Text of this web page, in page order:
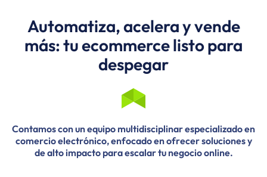
Automatiza, acelera y vende
más: tu ecommerce listo para
despegar
Contamos con un equipo multidisciplinar especializado en
comercio electrónico, enfocado en ofrecer soluciones y
de alto impacto para escalar tu negocio online.